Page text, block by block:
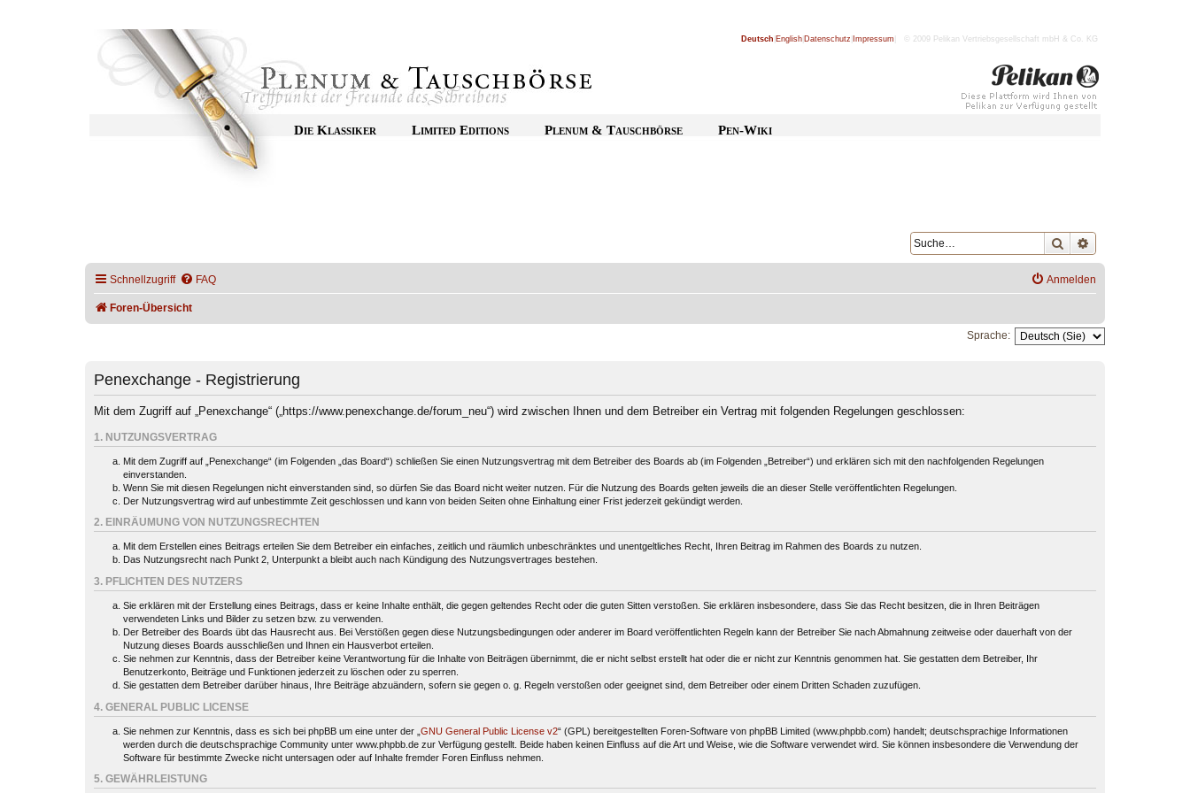
Deutsch English Datenschutz Impressum | © 2009 Pelikan Vertriebsgesellschaft mbH & Co. KG
Die Klassiker Limited Editions Plenum & Tauschbörse Pen-Wiki
Suche
Schnellzugriff FAQ Anmelden
Foren-Übersicht
Sprache:
Penexchange - Registrierung
Mit dem Zugriff auf „Penexchange“ („https://www.penexchange.de/forum_neu“) wird zwischen Ihnen und dem Betreiber ein Vertrag mit folgenden Regelungen geschlossen:
1. NUTZUNGSVERTRAG
Mit dem Zugriff auf „Penexchange“ (im Folgenden „das Board“) schließen Sie einen Nutzungsvertrag mit dem Betreiber des Boards ab (im Folgenden „Betreiber“) und erklären sich mit den nachfolgenden Regelungen
einverstanden.
Wenn Sie mit diesen Regelungen nicht einverstanden sind, so dürfen Sie das Board nicht weiter nutzen. Für die Nutzung des Boards gelten jeweils die an dieser Stelle veröffentlichten Regelungen.
Der Nutzungsvertrag wird auf unbestimmte Zeit geschlossen und kann von beiden Seiten ohne Einhaltung einer Frist jederzeit gekündigt werden.
2. EINRÄUMUNG VON NUTZUNGSRECHTEN
Mit dem Erstellen eines Beitrags erteilen Sie dem Betreiber ein einfaches, zeitlich und räumlich unbeschränktes und unentgeltliches Recht, Ihren Beitrag im Rahmen des Boards zu nutzen.
Das Nutzungsrecht nach Punkt 2, Unterpunkt a bleibt auch nach Kündigung des Nutzungsvertrages bestehen.
3. PFLICHTEN DES NUTZERS
Sie erklären mit der Erstellung eines Beitrags, dass er keine Inhalte enthält, die gegen geltendes Recht oder die guten Sitten verstoßen. Sie erklären insbesondere, dass Sie das Recht besitzen, die in Ihren Beiträgen
verwendeten Links und Bilder zu setzen bzw. zu verwenden.
Der Betreiber des Boards übt das Hausrecht aus. Bei Verstößen gegen diese Nutzungsbedingungen oder anderer im Board veröffentlichten Regeln kann der Betreiber Sie nach Abmahnung zeitweise oder dauerhaft von der
Nutzung dieses Boards ausschließen und Ihnen ein Hausverbot erteilen.
Sie nehmen zur Kenntnis, dass der Betreiber keine Verantwortung für die Inhalte von Beiträgen übernimmt, die er nicht selbst erstellt hat oder die er nicht zur Kenntnis genommen hat. Sie gestatten dem Betreiber, Ihr
Benutzerkonto, Beiträge und Funktionen jederzeit zu löschen oder zu sperren.
Sie gestatten dem Betreiber darüber hinaus, Ihre Beiträge abzuändern, sofern sie gegen o. g. Regeln verstoßen oder geeignet sind, dem Betreiber oder einem Dritten Schaden zuzufügen.
4. GENERAL PUBLIC LICENSE
Sie nehmen zur Kenntnis, dass es sich bei phpBB um eine unter der „ GNU General Public License v2“ (GPL) bereitgestellten Foren-Software von phpBB Limited (www.phpbb.com) handelt; deutschsprachige Informationen
werden durch die deutschsprachige Community unter www.phpbb.de zur Verfügung gestellt. Beide haben keinen Einfluss auf die Art und Weise, wie die Software verwendet wird. Sie können insbesondere die Verwendung der
Software für bestimmte Zwecke nicht untersagen oder auf Inhalte fremder Foren Einfluss nehmen.
5. GEWÄHRLEISTUNG